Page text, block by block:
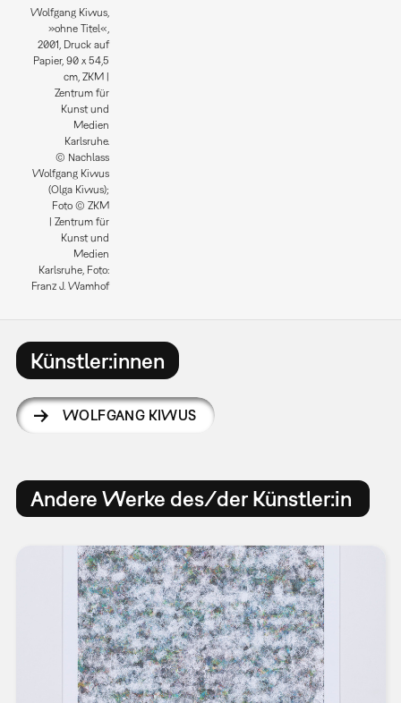
Wolfgang Kiwus,
»ohne Titel«,
2001, Druck auf
Papier, 90 x 54,5
cm, ZKM |
Zentrum für
Kunst und
Medien
Karlsruhe.
© Nachlass
Wolfgang Kiwus
(Olga Kiwus);
Foto © ZKM
| Zentrum für
Kunst und
Medien
Karlsruhe, Foto:
Franz J. Wamhof
Künstler:innen
WOLFGANG KIWUS
Andere Werke des/der Künstler:in